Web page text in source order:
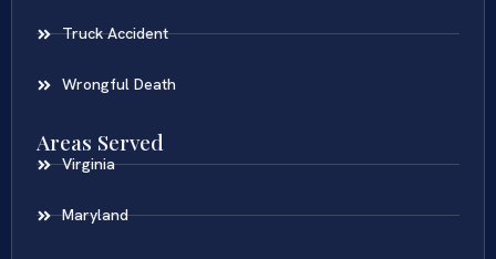
Truck Accident
Wrongful Death
Areas Served
Virginia
Maryland